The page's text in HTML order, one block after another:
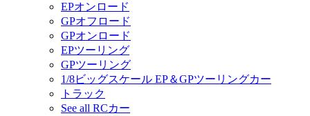
EPオンロード
GPオフロード
GPオンロード
EPツーリング
GPツーリング
1/8ビッグスケール EP＆GPツーリングカー
トラック
See all RCカー